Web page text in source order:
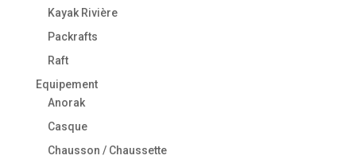
Kayak Rivière
Packrafts
Raft
Equipement
Anorak
Casque
Chausson / Chaussette